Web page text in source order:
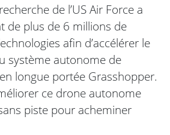
de l’US Air Force a
de plus de 6 millions de
afin d’accélérer le
système autonome de
longue portée Grasshopper.
ce drone autonome
piste pour acheminer